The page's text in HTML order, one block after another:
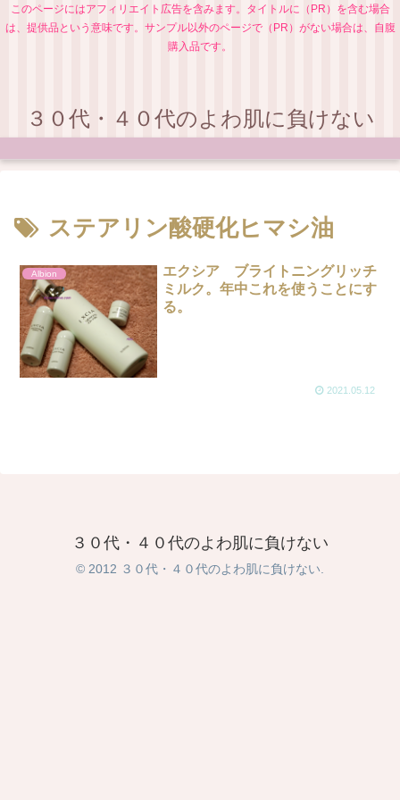
このページにはアフィリエイト広告を含みます。タイトルに（PR）を含む場合
は、提供品という意味です。サンプル以外のページで（PR）がない場合は、自腹
購入品です。
３０代・４０代のよわ肌に負けない
ステアリン酸硬化ヒマシ油
Albion
エクシア ブライトニングリッチ
ミルク。年中これを使うことにす
る。
2021.05.12
３０代・４０代のよわ肌に負けない
© 2012 ３０代・４０代のよわ肌に負けない.